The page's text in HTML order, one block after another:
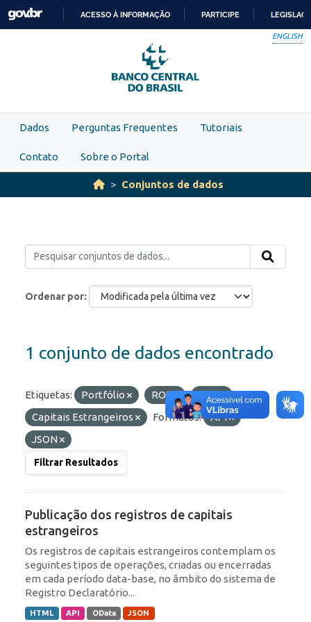
Skip to main content
PARA
O
CONTEÚDO
ACESSO À INFORMAÇÃO PARTICIPE
ENGLISH
Dados Perguntas Frequentes Tutoriais
Contato Sobre o Portal
Conjuntos de dados
Ordenar por
1 conjunto de dados encontrado
Etiquetas: Portfólio ROF
RDE
Capitais Estrangeiros
Formatos:
API
JSON
Filtrar Resultados
Publicação dos registros de capitais
estrangeiros
Os registros de capitais estrangeiros contemplam os
seguintes tipos de operações, criadas ou encerradas
em cada período data-base, no âmbito do sistema de
Registro Declaratório...
HTML API OData JSON